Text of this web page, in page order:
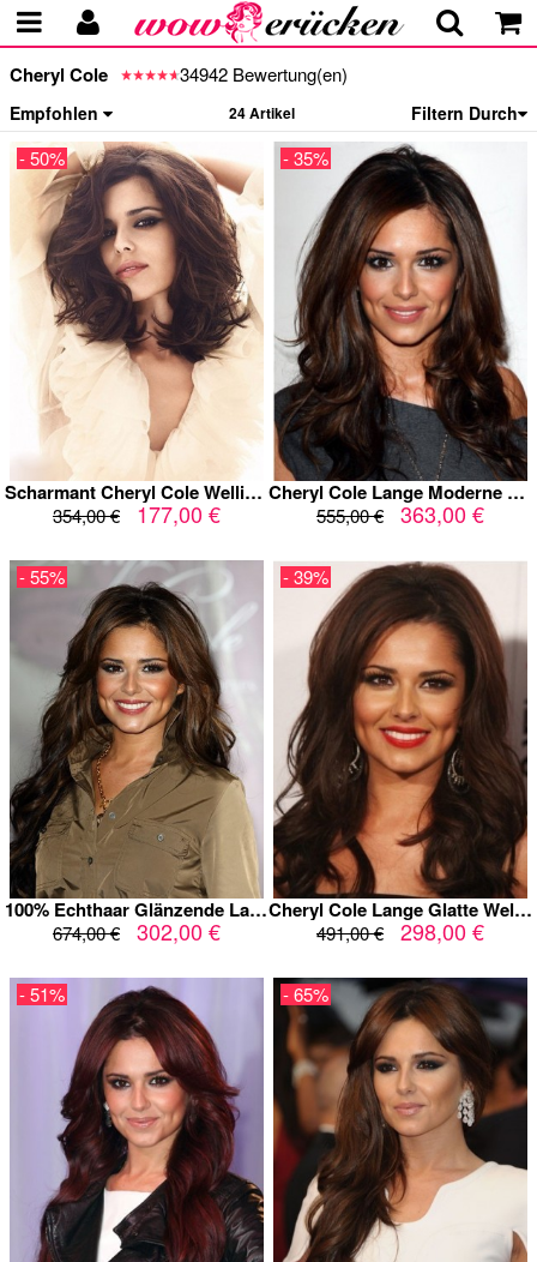
Cheryl Cole 34942 Bewertung(en)
Empfohlen Filtern Durch
24 Artikel
Scharmant Cheryl Cole Wellig Kappenlos Perücke
354,00 € 177,00 €
- 50%
Cheryl Cole Lange Moderne Wellig Echthaar Perücke
555,00 € 363,00 €
- 35%
100% Echthaar Glänzende Lange Welle Perücke
674,00 € 302,00 €
- 55%
Cheryl Cole Lange Glatte Wellig Echthaar Perücke
491,00 € 298,00 €
- 39%
- 51% - 65%